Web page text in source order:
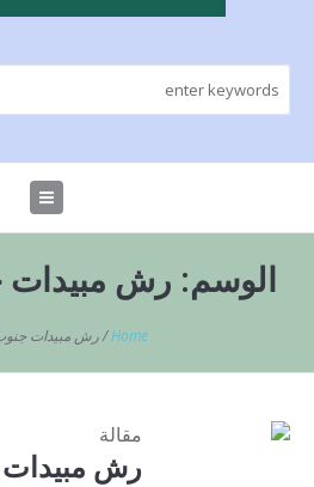
الوسم: رش مبيدات
Home
/رش مبيدات
مقالة
رش